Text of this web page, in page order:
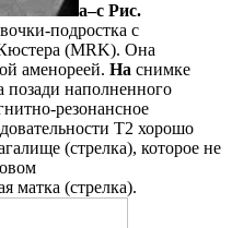
a–c Рис.
подростка с
(MRK). Она
аменореей. На снимке
позади наполненного
резонансное
T2 хорошо
(стрелка), которое не
матка (стрелка).